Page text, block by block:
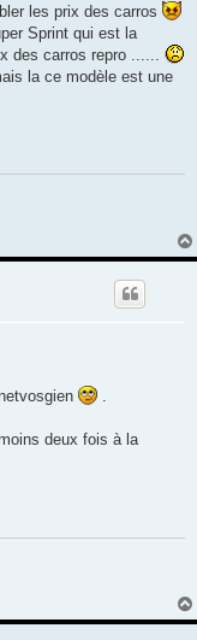
les prix des carros
Sprint qui est la
des carros repro ......
la ce modèle est une
.
deux fois à la